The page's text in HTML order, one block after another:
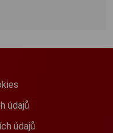
údajů
údajů